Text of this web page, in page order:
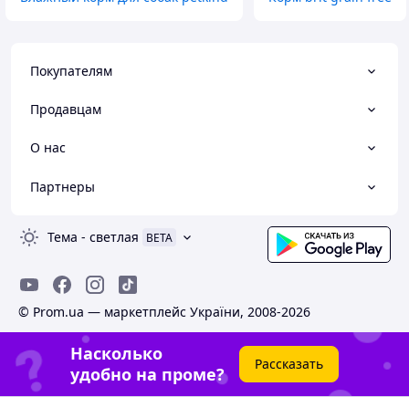
Покупателям
Продавцам
О нас
Партнеры
Тема - светлая BETA
© Prom.ua — маркетплейс України, 2008-2026
Насколько
удобно на проме?
Рассказать